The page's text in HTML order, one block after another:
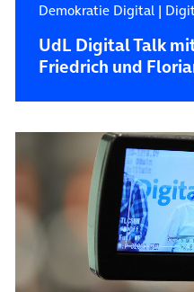
Demokratie Digital|
UdL Digital Talk
Friedrich und